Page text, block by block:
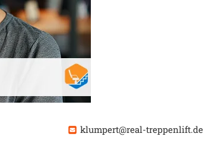
klumpert@real-treppenlift.de